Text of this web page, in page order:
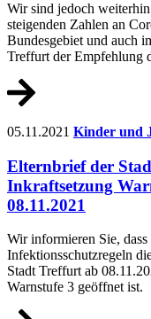
Wir sind jedoch
steigenden Zahlen an
Bundesgebiet und auch
Treffurt der Empfehlung
05.11.2021 Kinder und
Elternbrief der
Inkraftsetzung
08.11.2021
Wir informieren Sie,
Infektionsschutzregeln
Stadt Treffurt ab
Warnstufe 3 geöffnet ist.